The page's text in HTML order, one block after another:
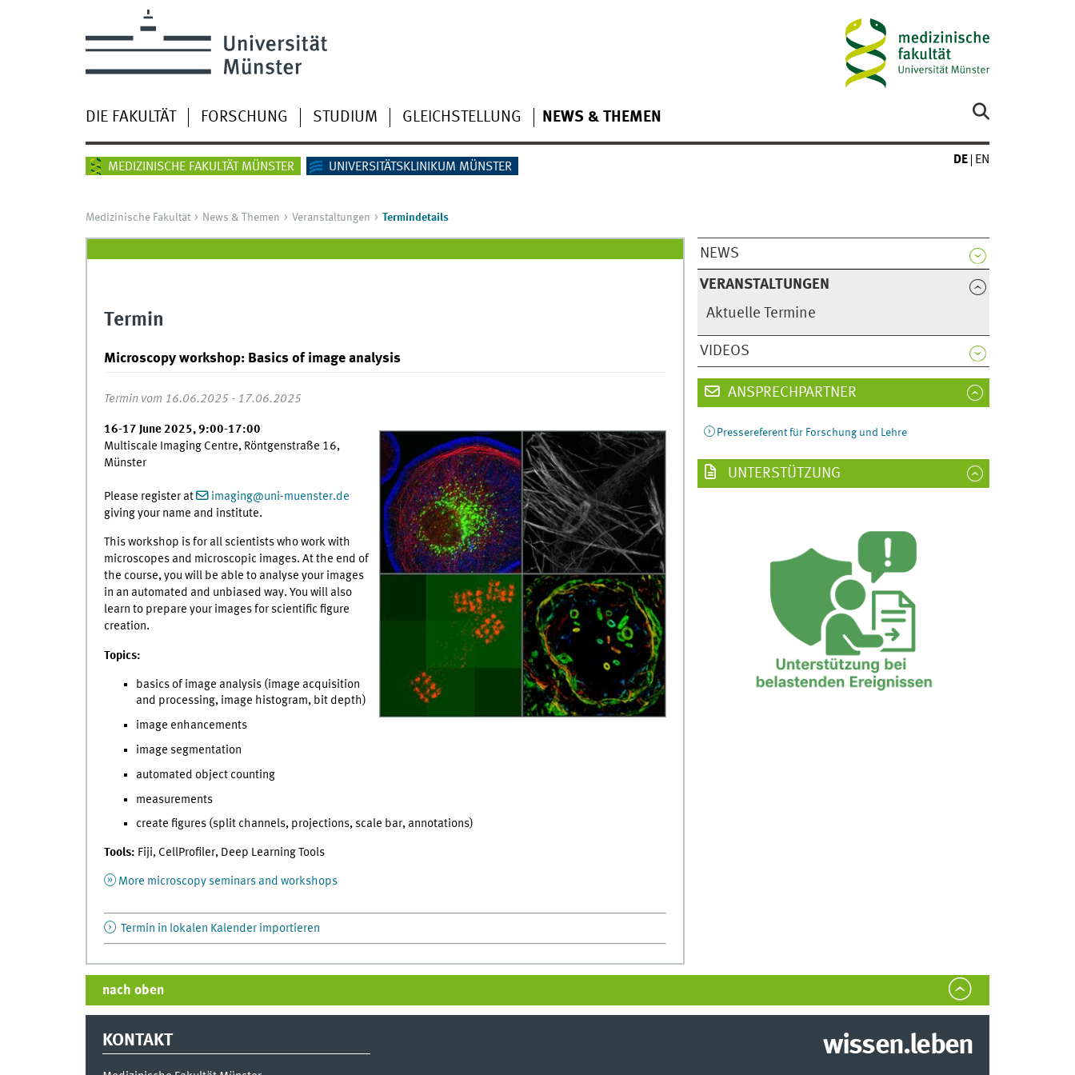
DIE FAKULTÄT FORSCHUNG STUDIUM GLEICHSTELLUNG NEWS & THEMEN
MEDIZINISCHE FAKULTÄT MÜNSTER UNIVERSITÄTSKLINIKUM MÜNSTER
DE EN
Medizinische Fakultät News & Themen Veranstaltungen Termindetails
NEWS
VERANSTALTUNGEN
Aktuelle Termine
VIDEOS
Termin
Microscopy workshop: Basics of image analysis
Termin vom 16.06.2025 - 17.06.2025
16-17 June 2025, 9:00-17:00
Multiscale Imaging Centre, Röntgenstraße 16,
Münster
Please register at imaging@uni-muenster.de
giving your name and institute.
This workshop is for all scientists who work with
microscopes and microscopic images. At the end of
the course, you will be able to analyse your images
in an automated and unbiased way. You will also
learn to prepare your images for scientific figure
creation.
Topics:
basics of image analysis (image acquisition
and processing, image histogram, bit depth)
image enhancements
image segmentation
automated object counting
measurements
create figures (split channels, projections, scale bar, annotations)
Tools: Fiji, CellProfiler, Deep Learning Tools
More microscopy seminars and workshops
Termin in lokalen Kalender importieren
ANSPRECHPARTNER
Pressereferent für Forschung und Lehre
UNTERSTÜTZUNG
nach oben
KONTAKT wissen.leben